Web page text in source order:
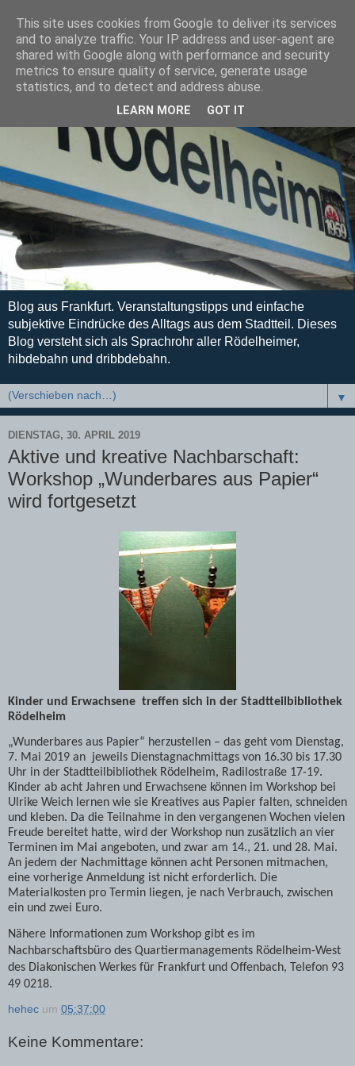
Blog aus Frankfurt. Veranstaltungstipps und einfache
subjektive Eindrücke des Alltags aus dem Stadtteil. Dieses
Blog versteht sich als Sprachrohr aller Rödelheimer,
hibdebahn und dribbdebahn.
▼
DIENSTAG, 30. APRIL 2019
Aktive und kreative Nachbarschaft:
Workshop „Wunderbares aus Papier“
wird fortgesetzt
Kinder und Erwachsene treffen sich in der Stadtteilbibliothek
Rödelheim
„Wunderbares aus Papier“ herzustellen – das geht vom Dienstag,
7. Mai 2019 an jeweils Dienstagnachmittags von 16.30 bis 17.30
Uhr in der Stadtteilbibliothek Rödelheim, Radilostraße 17-19.
Kinder ab acht Jahren und Erwachsene können im Workshop bei
Ulrike Weich lernen wie sie Kreatives aus Papier falten, schneiden
und kleben. Da die Teilnahme in den vergangenen Wochen vielen
Freude bereitet hatte, wird der Workshop nun zusätzlich an vier
Terminen im Mai angeboten, und zwar am 14., 21. und 28. Mai.
An jedem der Nachmittage können acht Personen mitmachen,
eine vorherige Anmeldung ist nicht erforderlich. Die
Materialkosten pro Termin liegen, je nach Verbrauch, zwischen
ein und zwei Euro.
Nähere Informationen zum Workshop gibt es im
Nachbarschaftsbüro des Quartiermanagements Rödelheim-West
des Diakonischen Werkes für Frankfurt und Offenbach, Telefon 93
49 0218.
hehec um 05:37:00
Keine Kommentare:
This site uses cookies from Google to deliver its services
and to analyze traffic. Your IP address and user-agent are
shared with Google along with performance and security
metrics to ensure quality of service, generate usage
statistics, and to detect and address abuse.
LEARN MORE GOT IT